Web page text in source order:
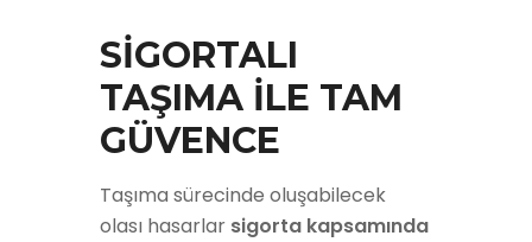
SİGORTALI
TAŞIMA İLE TAM
GÜVENCE
Taşıma sürecinde oluşabilecek
olası hasarlar sigorta kapsamında